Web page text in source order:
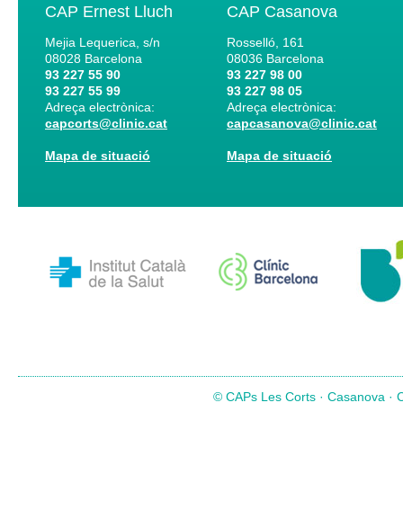
CAP Ernest Lluch
Mejia Lequerica, s/n
08028 Barcelona
93 227 55 90
93 227 55 99
Adreça electrònica:
capcorts@clinic.cat
Mapa de situació
CAP Casanova
Rosselló, 161
08036 Barcelona
93 227 98 00
93 227 98 05
Adreça electrònica:
capcasanova@clinic.cat
Mapa de situació
© CAPs Les Corts · Casanova ·